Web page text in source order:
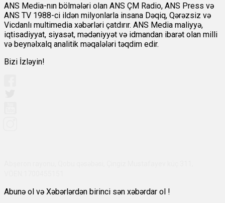
ANS Media-nın bölmələri olan ANS ÇM Radio, ANS Press və
ANS TV 1988-ci ildən milyonlarla insana Dəqiq, Qərəzsiz və
Vicdanlı multimedia xəbərləri çatdırır. ANS Media maliyyə,
iqtisadiyyat, siyasət, mədəniyyət və idmandan ibarət olan milli
və beynəlxalq analitik məqalələri təqdim edir.
Bizi İzləyin!
Abunə ol və Xəbərlərdən birinci sən xəbərdar ol !